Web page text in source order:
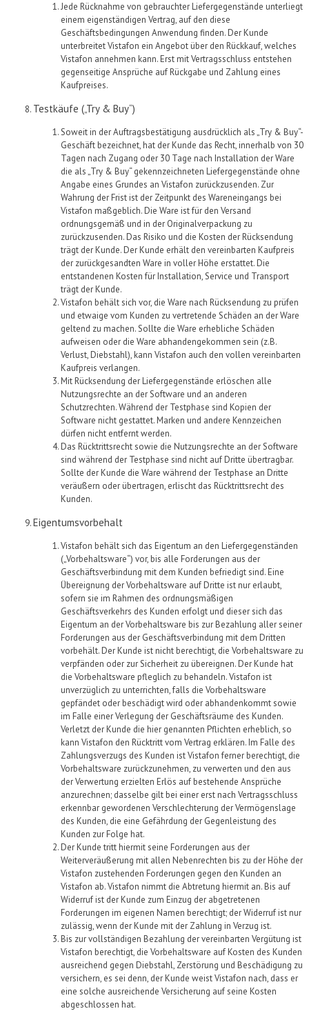
Jede Rücknahme von gebrauchterLiefergegenstände unterliegt
einem eigenständigen Vertrag, auf den diese
Geschäftsbedingungen Anwendung finden. Der Kunde
unterbreitetVistafon ein Angebot über den Rückkauf, welches
Vistafon annehmen kann. Erst mit Vertragsschluss entstehen
gegenseitige Ansprüche aufRückgabe und Zahlung eines
Kaufpreises.
Testkäufe („Try & Buy“)
Soweit in der Auftragsbestätigung ausdrücklich als „Try & Buy“-
Geschäft bezeichnet, hat der Kunde das Recht, innerhalb von 30
Tagen nach Zugang oder 30 Tage nach Installation der Ware
die als „Try & Buy“ gekennzeichneten Liefergegenstände ohne
Angabe eines Grundes an Vistafon zurückzusenden. Zur
Wahrung der Frist ist der Zeitpunkt des Wareneingangs bei
Vistafon maßgeblich. Die Ware ist für den Versand
ordnungsgemäß und in der Originalverpackung zu
zurückzusenden.Das Risiko und die Kosten der Rücksendung
trägt derKunde. Der Kunde erhält den vereinbarten Kaufpreis
der zurückgesandten Ware in voller Höhe erstattet. Die
entstandenen Kosten für Installation, Service und Transport
trägt der Kunde.
Vistafon behält sich vor, die Ware nach Rücksendung zu prüfen
und etwaige vom Kunden zu vertretende Schäden an der Ware
geltend zu machen. Sollte die Ware erhebliche Schäden
aufweisen oder die Ware abhandengekommen sein (z.B.
Verlust, Diebstahl), kann Vistafon auch den vollen vereinbarten
Kaufpreis verlangen.
Mit Rücksendung derLiefergegenstände erlöschen alle
Nutzungsrechte an der Software und an anderen
Schutzrechten. Während der Testphase sind Kopien der
Software nicht gestattet. Marken und andere Kennzeichen
dürfen nicht entfernt werden.
Das Rücktrittsrecht sowie die Nutzungsrechte an der Software
sind während der Testphase sind nicht auf Dritte übertragbar.
Sollte der Kunde die Ware während der Testphase an Dritte
veräußern oder übertragen, erlischt das Rücktrittsrecht des
Kunden.
Eigentumsvorbehalt
Vistafon behält sich das Eigentum an den Liefergegenständen
(„Vorbehaltsware“) vor, bis alle Forderungen aus der
Geschäftsverbindung mit dem Kunden befriedigt sind. Eine
Übereignung der Vorbehaltsware auf Dritte ist nur erlaubt,
sofern sie im Rahmen des ordnungsmäßigen
Geschäftsverkehrs des Kunden erfolgt und dieser sich das
Eigentum an der Vorbehaltsware bis zur Bezahlung aller seiner
Forderungen aus der Geschäftsverbindung mit dem Dritten
vorbehält. Der Kunde ist nicht berechtigt, die Vorbehaltsware zu
verpfänden oder zur Sicherheit zu übereignen. Der Kunde hat
die Vorbehaltsware pfleglich zu behandeln.Vistafon ist
unverzüglich zu unterrichten, falls die Vorbehaltsware
gepfändet oder beschädigt wird oder abhandenkommt sowie
im Falle einer Verlegung der Geschäftsräume des Kunden.
Verletzt der Kunde die hier genannten Pflichten erheblich, so
kann Vistafon den Rücktritt vom Vertrag erklären. Im Falle des
Zahlungsverzugs des Kunden istVistafon ferner berechtigt, die
Vorbehaltsware zurückzunehmen, zu verwerten und den aus
der Verwertung erzielten Erlös auf bestehende Ansprüche
anzurechnen; dasselbe gilt bei einer erst nach Vertragsschluss
erkennbar gewordenen Verschlechterung der Vermögenslage
des Kunden, die eine Gefährdung der Gegenleistung des
Kunden zur Folge hat.
Der Kunde tritt hiermit seine Forderungen aus der
Weiterveräußerung mit allen Nebenrechten bis zu der Höhe der
Vistafon zustehenden Forderungen gegen den Kunden an
Vistafon ab.Vistafon nimmt die Abtretung hiermit an. Bis auf
Widerruf ist der Kunde zum Einzug der abgetretenen
Forderungen im eigenen Namen berechtigt; der Widerruf ist nur
zulässig, wenn der Kunde mit der Zahlung in Verzug ist.
Bis zur vollständigen Bezahlung der vereinbarten Vergütung ist
Vistafon berechtigt, die Vorbehaltsware auf Kosten des Kunden
ausreichend gegen Diebstahl, Zerstörung und Beschädigung zu
versichern, es sei denn, der Kunde weistVistafon nach, dass er
eine solche ausreichende Versicherung auf seine Kosten
abgeschlossen hat.